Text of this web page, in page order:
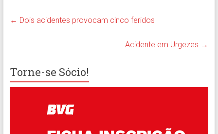
← Dois acidentes provocam cinco feridos
Acidente em Urgezes →
Torne-se Sócio!